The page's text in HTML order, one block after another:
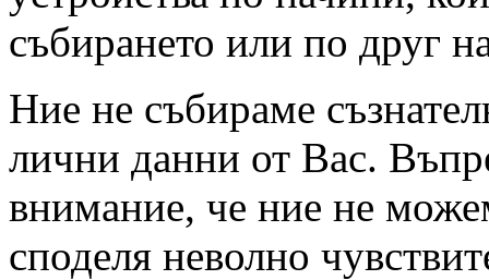
събирането или по друг
Ние не събираме
лични данни от Вас.
внимание, че ние не
споделя неволно